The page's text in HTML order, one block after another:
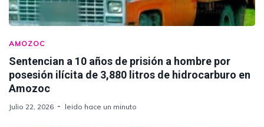
AMOZOC
Sentencian a 10 años de prisión a hombre por
posesión ilícita de 3,880 litros de hidrocarburo en
Amozoc
Julio 22, 2026 leido hace un minuto